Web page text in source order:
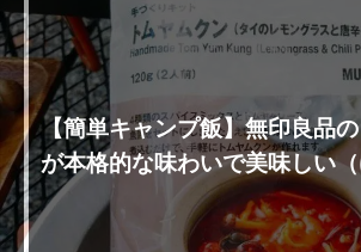
【簡単キャンプ飯】無印良品
が本格的な味わいで美味しい